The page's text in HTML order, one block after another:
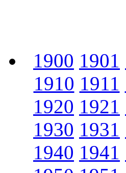
1900 1901
1910 1911
1920 1921
1930 1931
1940 1941